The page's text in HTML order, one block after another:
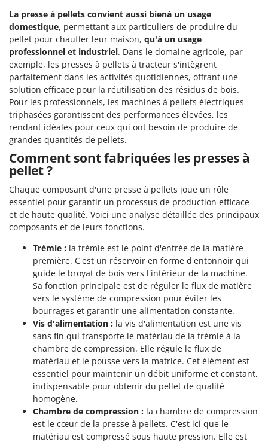
La presse à pellets convient aussi bienà un usage
domestique, permettant aux particuliers de produire du
pellet pour chauffer leur maison, qu'à un usage
professionnel et industriel. Dans le domaine agricole, par
exemple, les presses à pellets à tracteur s'intègrent
parfaitement dans les activités quotidiennes, offrant une
solution efficace pour la réutilisation des résidus de bois.
Pour les professionnels, les machines à pellets électriques
triphasées garantissent des performances élevées, les
rendant idéales pour ceux qui ont besoin de produire de
grandes quantités de pellets.
Comment sont fabriquées les presses à
pellet ?
Chaque composant d'une presse à pellets joue un rôle
essentiel pour garantir un processus de production efficace
et de haute qualité. Voici une analyse détaillée des principaux
composants et de leurs fonctions.
Trémie : la trémie est le point d'entrée de la matière
première. C'est un réservoir en forme d'entonnoir qui
guide le broyat de bois vers l'intérieur de la machine.
Sa fonction principale est de réguler le flux de matière
vers le système de compression pour éviter les
bourrages et garantir une alimentation constante.
Vis d'alimentation : la vis d'alimentation est une vis
sans fin qui transporte le matériau de la trémie à la
chambre de compression. Elle régule le flux de
matériau et le pousse vers la matrice. Cet élément est
essentiel pour maintenir un débit uniforme et constant,
indispensable pour obtenir du pellet de qualité
homogène.
Chambre de compression : la chambre de compression
est le cœur de la presse à pellets. C'est ici que le
matériau est compressé sous haute pression. Elle est